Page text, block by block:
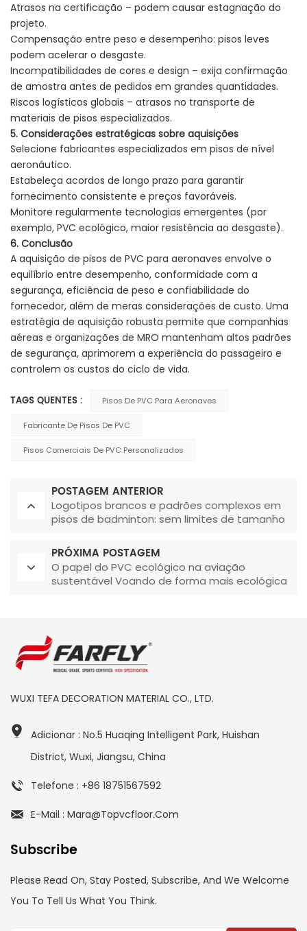
Atrasos na certificação – podem causar estagnação do
projeto.
Compensação entre peso e desempenho: pisos leves
podem acelerar o desgaste.
Incompatibilidades de cores e design – exija confirmação
de amostra antes de pedidos em grandes quantidades.
Riscos logísticos globais – atrasos no transporte de
materiais de pisos especializados.
5. Considerações estratégicas sobre aquisições
Selecione fabricantes especializados em pisos de nível
aeronáutico.
Estabeleça acordos de longo prazo para garantir
fornecimento consistente e preços favoráveis.
Monitore regularmente tecnologias emergentes (por
exemplo, PVC ecológico, maior resistência ao desgaste).
6. Conclusão
A aquisição de pisos de PVC para aeronaves envolve o
equilíbrio entre desempenho, conformidade com a
segurança, eficiência de peso e confiabilidade do
fornecedor, além de meras considerações de custo. Uma
estratégia de aquisição robusta permite que companhias
aéreas e organizações de MRO mantenham altos padrões
de segurança, aprimorem a experiência do passageiro e
controlem os custos do ciclo de vida.
TAGS QUENTES : Pisos De PVC Para Aeronaves
Fabricante De Pisos De PVC
Pisos Comerciais De PVC Personalizados
POSTAGEM ANTERIOR
Logotipos brancos e padrões complexos em
pisos de badminton: sem limites de tamanho
PRÓXIMA POSTAGEM
O papel do PVC ecológico na aviação
sustentável Voando de forma mais ecológica
WUXI TEFA DECORATION MATERIAL CO., LTD.
Adicionar : No.5 Huaqing Intelligent Park, Huishan
District, Wuxi, Jiangsu, China
Telefone : +86 18751567592
E-Mail : Mara@topvcfloor.com
Subscribe
Please Read On, Stay Posted, Subscribe, And We Welcome
You To Tell Us What You Think.